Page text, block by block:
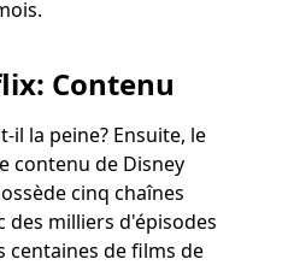
Contenu
il la peine? Ensuite, le
contenu de Disney
cinq chaînes
des milliers d'épisodes
centaines de films de